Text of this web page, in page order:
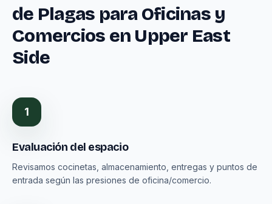
de Plagas para Oficinas y
Comercios en Upper East
Side
1
Evaluación del espacio
Revisamos cocinetas, almacenamiento, entregas y puntos de
entrada según las presiones de oficina/comercio.